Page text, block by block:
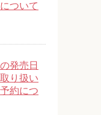
ついて
発売日
り扱い
約につ